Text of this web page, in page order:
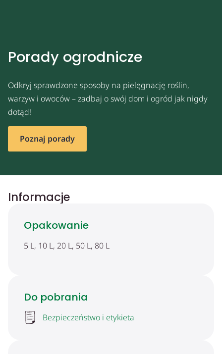
Porady ogrodnicze
Odkryj sprawdzone sposoby na pielęgnację roślin,
warzyw i owoców – zadbaj o swój dom i ogród jak nigdy
dotąd!
Poznaj porady
Informacje
Opakowanie
5 L, 10 L, 20 L, 50 L, 80 L
Do pobrania
Bezpieczeństwo i etykieta